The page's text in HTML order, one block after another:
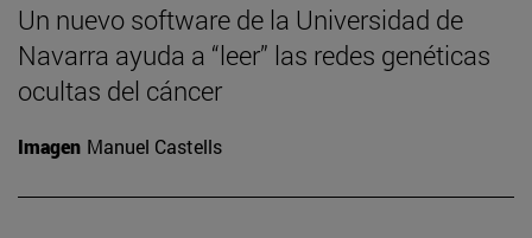
Un nuevo software de la Universidad de
Navarra ayuda a “leer” las redes genéticas
ocultas del cáncer
Imagen Manuel Castells